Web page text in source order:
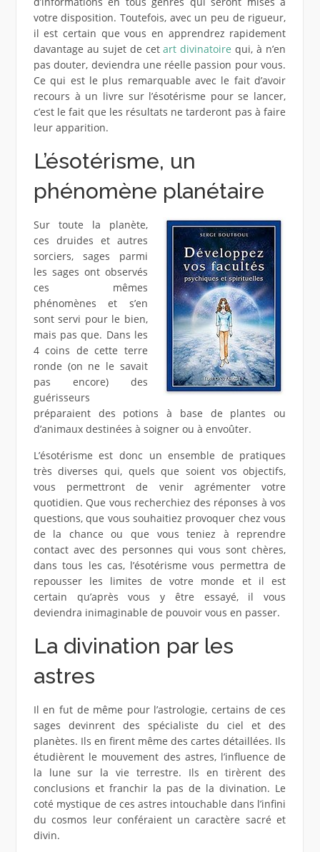
votre disposition. Toutefois, avec un peu de rigueur,
il est certain que vous en apprendrez rapidement
davantage au sujet de cetart divinatoire qui, à n’en
pas douter, deviendra une réelle passion pour vous.
Ce qui est le plus remarquable avec le fait d’avoir
recours à un livre sur l’ésotérisme pour se lancer,
c’est le fait que les résultats ne tarderont pas à faire
leur apparition.
L’ésotérisme, un
phénomène planétaire
Sur toute la planète,
ces druides et autres
sorciers, sages parmi
les sages ont observés
ces mêmes
phénomènes et s’en
sont servi pour le bien,
mais pas que. Dans les
4 coins de cette terre
ronde (on ne le savait
pas encore) des
guérisseurs
préparaient des potions à base de plantes ou
d’animaux destinées à soigner ou à envoûter.
L’ésotérisme est donc un ensemble de pratiques
très diverses qui, quels que soient vos objectifs,
vous permettront de venir agrémenter votre
quotidien. Que vous recherchiez des réponses à vos
questions, que vous souhaitiez provoquer chez vous
de la chance ou que vous teniez à reprendre
contact avec des personnes qui vous sont chères,
dans tous les cas, l’ésotérisme vous permettra de
repousser les limites de votre monde et il est
certain qu’après vous y être essayé, il vous
deviendra inimaginable de pouvoir vous en passer.
La divination par les
astres
Il en fut de même pour l’astrologie, certains de ces
sages devinrent des spécialiste du ciel et des
planètes. Ils en firent même des cartes détaillées. Ils
étudièrent le mouvement des astres, l’influence de
la lune sur la vie terrestre. Ils en tirèrent des
conclusions et franchir la pas de la divination. Le
coté mystique de ces astres intouchable dans l’infini
du cosmos leur conféraient un caractère sacré et
divin.